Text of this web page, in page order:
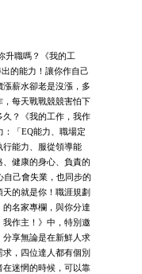
升職嗎？《我的工
的能力！讓你作自己
薪水卻老是沒漲，多
每天戰戰競競害怕下
？《我的工作，我作
「EQ能力、職場定
行能力、服從領導能
健康的身心、負責的
自己會失業，也同步的
的就是你！職涯規劃
名家專欄，與你分達
我作主！》中，特別邀
享無論是在新鮮人求
，四位達人都有個別
迷惘的時候，可以靠